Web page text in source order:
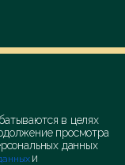
в целях
просмотра
данных
и